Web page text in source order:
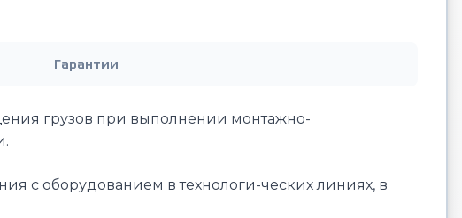
Гарантии
грузов при выполнении монтажно-
с оборудованием в технологи-ческих линиях, в